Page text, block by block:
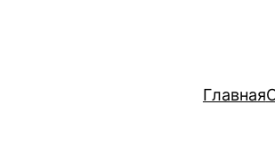
Главная